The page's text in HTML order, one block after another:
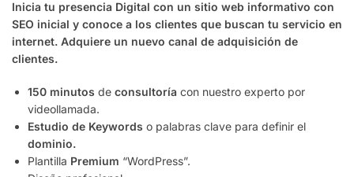
Inicia tu presencia Digital con un sitio web informativo con
SEO inicial y conoce a los clientes que buscan tu servicio en
internet. Adquiere un nuevo canal de adquisición de
clientes.
150 minutos de consultoría con nuestro experto por
videollamada.
Estudio de Keywords o palabras clave para definir el
dominio.
Plantilla Premium “WordPress”.